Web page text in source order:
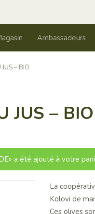
Ambassadeurs
JUS – BIO
JUS – BIO
a été ajouté à votre
La
Kolovi de
Ces olives